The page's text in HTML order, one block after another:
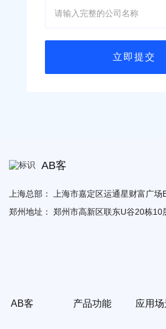
AB客
上海总部：
上海市嘉定区运通星财富广场
郑州地址：
郑州市高新区联东U谷20栋10
AB客 产品功能 应用场